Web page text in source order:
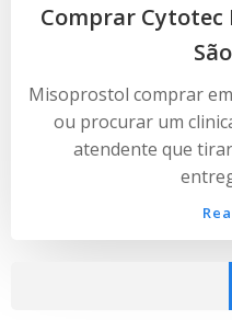
Comprar
Misoprostol comprar
ou procurar um
atendente que